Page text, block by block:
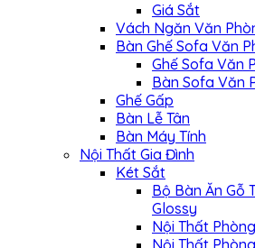
Giá Sắt
Vách Ngăn Văn
Bàn Ghế Sofa Văn
Ghế Sofa Văn
Bàn Sofa Văn
Ghế Gấp
Bàn Lễ Tân
Bàn Máy Tính
Nội Thất Gia Đình
Két Sắt
Bộ Bàn Ăn Gỗ
Glossy
Nội Thất
Nội Thất